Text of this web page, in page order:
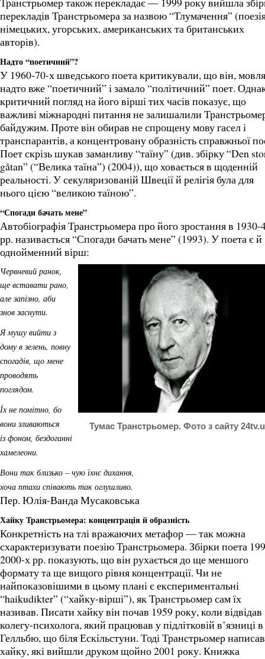
перекладів Транстрьомера за назвою “Тлумачення”
німецьких, угорських, американських та британських
авторів).
Надто “поетичний”?
У 1960-70-х шведського поета критикували, що він,
надто вже “поетичний” і замало “політичний” поет.
критичний погляд на його вірші тих часів показує, що
важливі міжнародні питання не залишалили
байдужим. Проте він обирав не спрощену мову гасел і
транспарантів, а концентровану образність справжньої
Поет скрізь шукав заманливу “таїну” (див. збірку “Den
gåtan” (“Велика таїна”) (2004)), що ховається в щоденній
реальності. У секуляризованій Швеції й релігія була для
нього цією “великою таїною”.
“Спогади бачать мене”
Автобіографія Транстрьомера про його зростання в 1930-
рр. називається “Спогади бачать мене” (1993). У поета є й
однойменний вірш:
Тумас Транстрьомер. Фото з сайту
Червневий ранок,
ще вставати рано,
але запізно, аби
знов заснути.
Я мушу вийти з
дому в зелень, повну
спогадів, що мене
проводять
поглядом.
Їх не помітно, бо
вони зливаються
із фоном, бездоганні
хамелеони.
Вони так близько – чую їхнє дихання,
хоча птахи співають так оглушливо.
Пер. Юлія-Ванда Мусаковська
Хайку Транстрьомера: концентрація й образність
Конкретність на тлі вражаючих метафор — так можна
схарактеризувати поезію Транстрьомера. Збірки поета
2000-х рр. показують, що він рухається до ще меншого
формату та ще вищого рівня концентрації. Чи не
найпоказовішими в цьому плані є експериментальні
“haikudikter” (“хайку-вірші”), як Транстрьомер сам їх
називав. Писати хайку він почав 1959 року, коли відвідав
колегу-психолога, який працював у підлітковій в’язниці в
Гелльбю, що біля Ескільстуни. Тоді Транстрьомер
хайку, які вийшли друком щойно 2001 року. Книжка